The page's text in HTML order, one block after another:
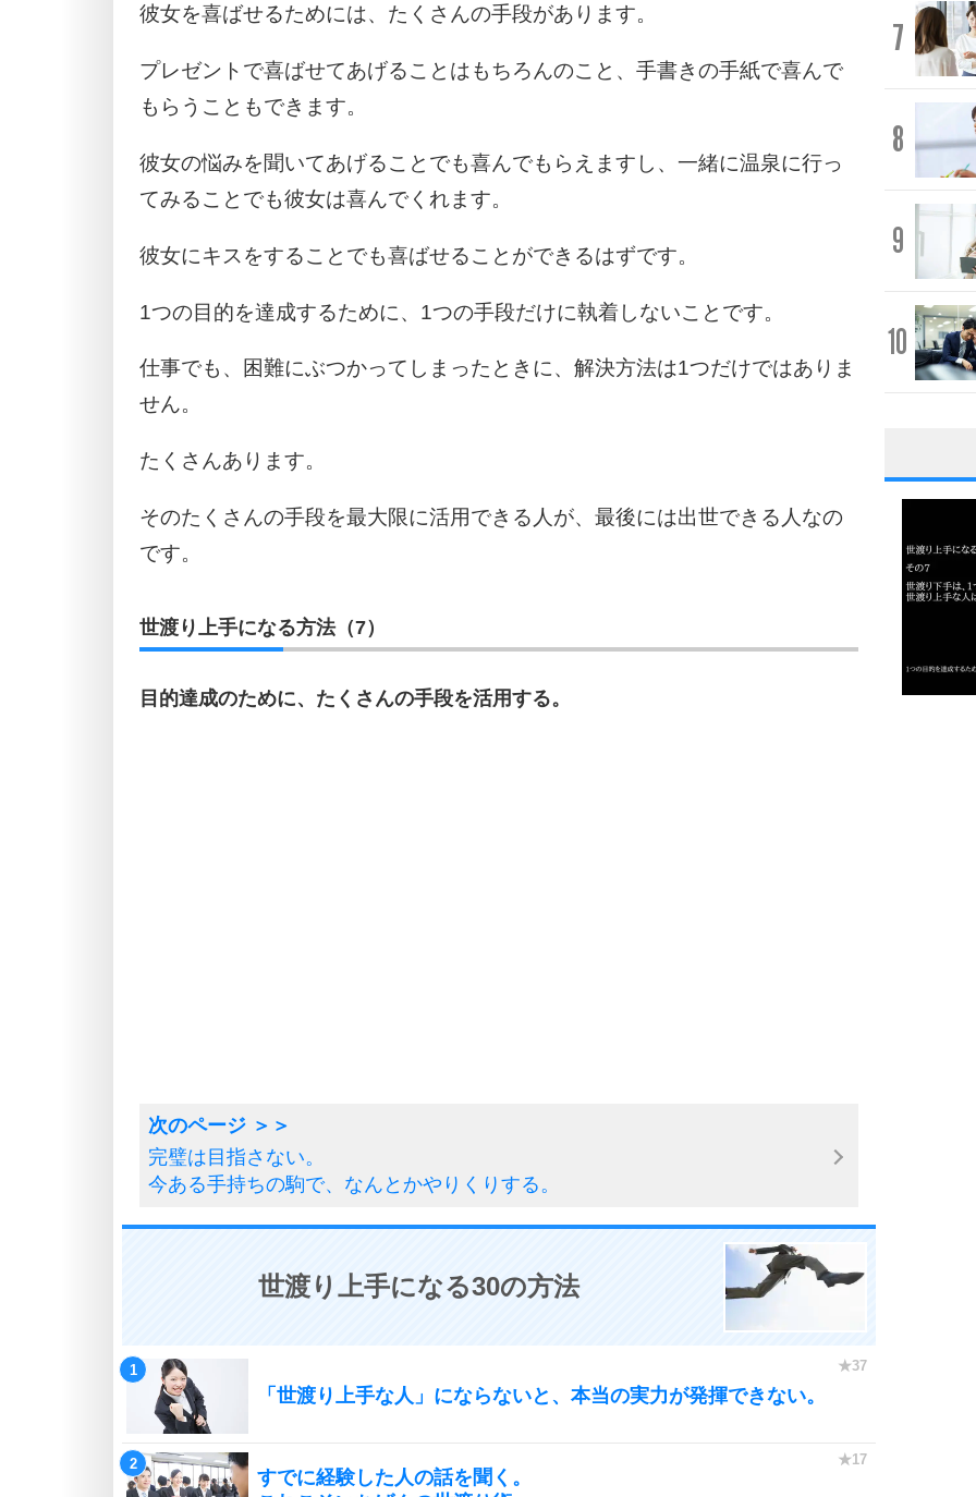
彼女を喜ばせるためには、たくさんの手段があります。
プレゼントで喜ばせてあげることはもちろんのこと、手書きの手紙で喜んで
もらうこともできます。
彼女の悩みを聞いてあげることでも喜んでもらえますし、一緒に温泉に行っ
てみることでも彼女は喜んでくれます。
彼女にキスをすることでも喜ばせることができるはずです。
1つの目的を達成するために、1つの手段だけに執着しないことです。
仕事でも、困難にぶつかってしまったときに、解決方法は1つだけではありま
せん。
たくさんあります。
そのたくさんの手段を最大限に活用できる人が、最後には出世できる人なの
です。
世渡り上手になる方法（7）
目的達成のために、たくさんの手段を活用する。
完璧は目指さない。
今ある手持ちの駒で、なんとかやりくりする。
世渡り上手になる30の方法
「世渡り上手な人」にならないと、本当の実力が発揮できない。
すでに経験した人の話を聞く。
7
8
9
10
1
3